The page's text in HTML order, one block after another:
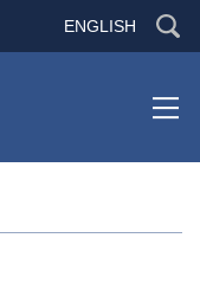
ENGLISH